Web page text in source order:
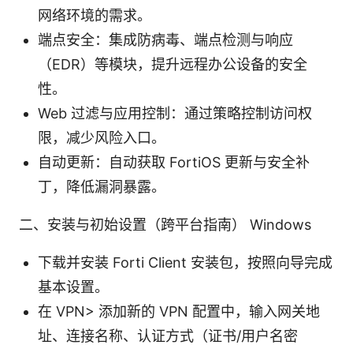
网络环境的需求。
端点安全：集成防病毒、端点检测与响应
（EDR）等模块，提升远程办公设备的安全
性。
Web 过滤与应用控制：通过策略控制访问权
限，减少风险入口。
自动更新：自动获取 FortiOS 更新与安全补
丁，降低漏洞暴露。
二、安装与初始设置（跨平台指南） Windows
下载并安装 Forti Client 安装包，按照向导完成
基本设置。
在 VPN> 添加新的 VPN 配置中，输入网关地
址、连接名称、认证方式（证书/用户名密